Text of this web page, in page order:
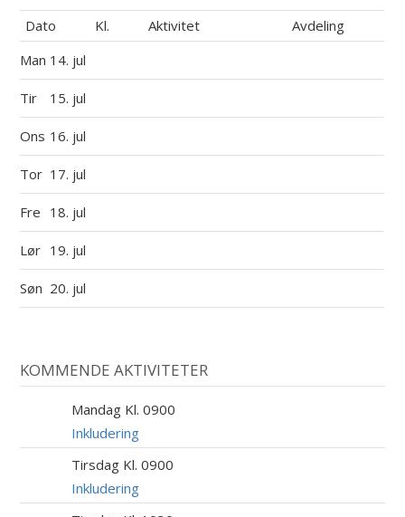
Dato Kl. Aktivitet
Avdeling
Man 14. jul
Tir 15. jul
Ons 16. jul
Tor 17. jul
Fre 18. jul
Lør 19. jul
Søn 20. jul
KOMMENDE AKTIVITETER
Mandag Kl. 0900
Inkludering
Tirsdag Kl. 0900
Inkludering